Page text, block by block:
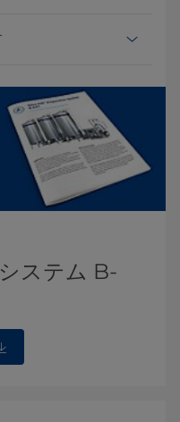
ステム B-